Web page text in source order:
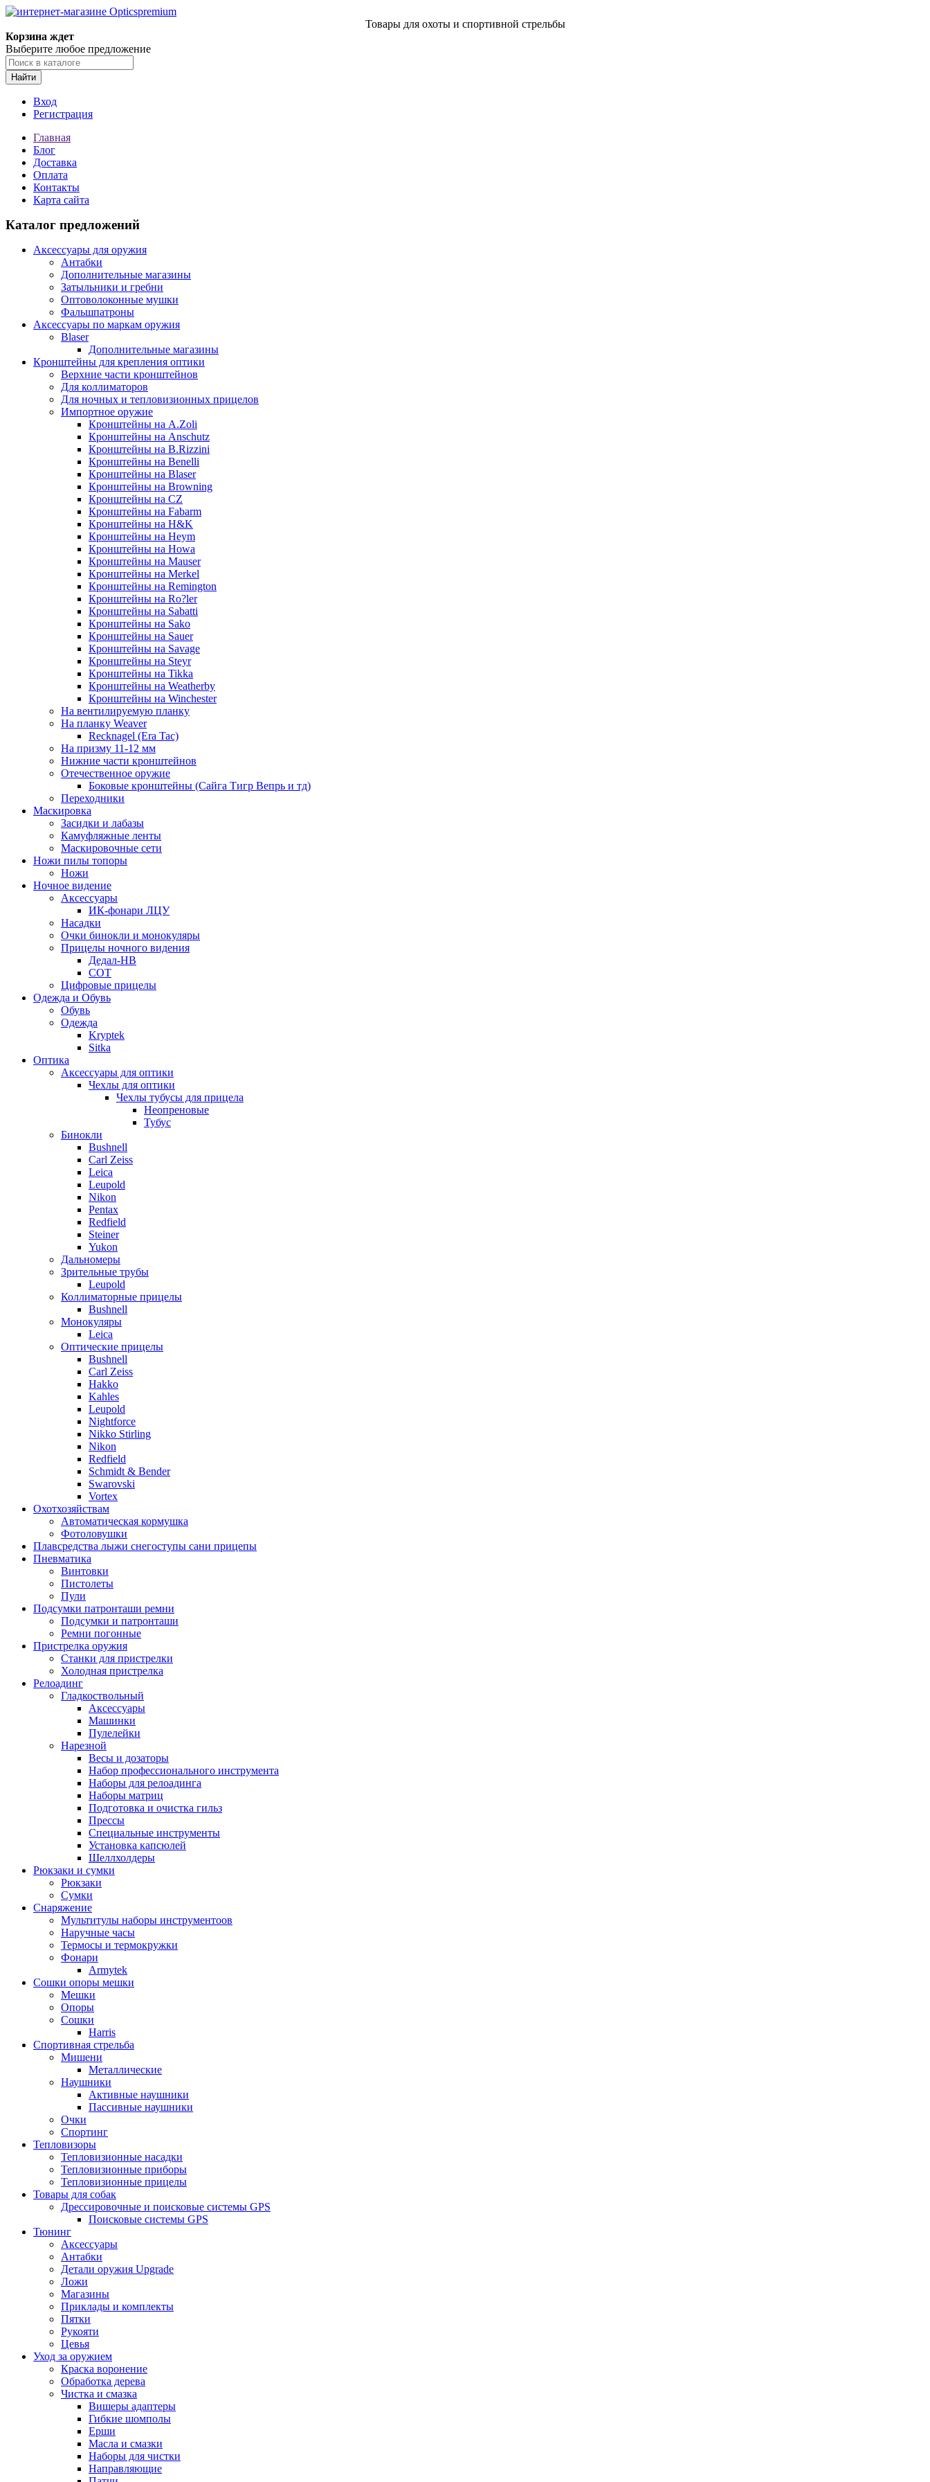
Товары для охоты и спортивной стрельбы
Корзина ждет
Выберите любое предложение
Найти
Вход
Регистрация
Главная
Блог
Доставка
Оплата
Контакты
Карта сайта
Каталог предложений
Аксессуары для оружия
Антабки
Дополнительные магазины
Затыльники и гребни
Оптоволоконные мушки
Фальшпатроны
Аксессуары по маркам оружия
Blaser
Дополнительные магазины
Кронштейны для крепления оптики
Верхние части кронштейнов
Для коллиматоров
Для ночных и тепловизионных прицелов
Импортное оружие
Кронштейны на A.Zoli
Кронштейны на Anschutz
Кронштейны на B.Rizzini
Кронштейны на Benelli
Кронштейны на Blaser
Кронштейны на Browning
Кронштейны на CZ
Кронштейны на Fabarm
Кронштейны на H&K
Кронштейны на Heym
Кронштейны на Howa
Кронштейны на Mauser
Кронштейны на Merkel
Кронштейны на Remington
Кронштейны на Ro?ler
Кронштейны на Sabatti
Кронштейны на Sako
Кронштейны на Sauer
Кронштейны на Savage
Кронштейны на Steyr
Кронштейны на Tikka
Кронштейны на Weatherby
Кронштейны на Winchester
На вентилируемую планку
На планку Weaver
Recknagel (Era Tac)
На призму 11-12 мм
Нижние части кронштейнов
Отечественное оружие
Боковые кронштейны (Сайга Тигр Вепрь и тд)
Переходники
Маскировка
Засидки и лабазы
Камуфляжные ленты
Маскировочные сети
Ножи пилы топоры
Ножи
Ночное видение
Аксессуары
ИК-фонари ЛЦУ
Насадки
Очки бинокли и монокуляры
Прицелы ночного видения
Дедал-НВ
СОТ
Цифровые прицелы
Одежда и Обувь
Обувь
Одежда
Kryptek
Sitka
Оптика
Аксессуары для оптики
Чехлы для оптики
Чехлы тубусы для прицела
Неопреновые
Тубус
Бинокли
Bushnell
Carl Zeiss
Leica
Leupold
Nikon
Pentax
Redfield
Steiner
Yukon
Дальномеры
Зрительные трубы
Leupold
Коллиматорные прицелы
Bushnell
Монокуляры
Leica
Оптические прицелы
Bushnell
Carl Zeiss
Hakko
Kahles
Leupold
Nightforce
Nikko Stirling
Nikon
Redfield
Schmidt & Bender
Swarovski
Vortex
Охотхозяйствам
Автоматическая кормушка
Фотоловушки
Плавсредства лыжи снегоступы сани прицепы
Пневматика
Винтовки
Пистолеты
Пули
Подсумки патронташи ремни
Подсумки и патронташи
Ремни погонные
Пристрелка оружия
Станки для пристрелки
Холодная пристрелка
Релоадинг
Гладкоствольный
Аксессуары
Машинки
Пулелейки
Нарезной
Весы и дозаторы
Набор профессионального инструмента
Наборы для релоадинга
Наборы матриц
Подготовка и очистка гильз
Прессы
Специальные инструменты
Установка капсюлей
Шеллхолдеры
Рюкзаки и сумки
Рюкзаки
Сумки
Снаряжение
Мультитулы наборы инструментоов
Наручные часы
Термосы и термокружки
Фонари
Armytek
Сошки опоры мешки
Мешки
Опоры
Сошки
Harris
Спортивная стрельба
Мишени
Металлические
Наушники
Активные наушники
Пассивные наушники
Очки
Спортинг
Тепловизоры
Тепловизионные насадки
Тепловизионные приборы
Тепловизионные прицелы
Товары для собак
Дрессировочные и поисковые системы GPS
Поисковые системы GPS
Тюнинг
Аксессуары
Антабки
Детали оружия Upgrade
Ложи
Магазины
Приклады и комплекты
Пятки
Рукояти
Цевья
Уход за оружием
Краска воронение
Обработка дерева
Чистка и смазка
Вишеры адаптеры
Гибкие шомполы
Ерши
Масла и смазки
Наборы для чистки
Направляющие